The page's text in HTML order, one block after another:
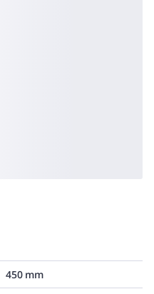
450 mm